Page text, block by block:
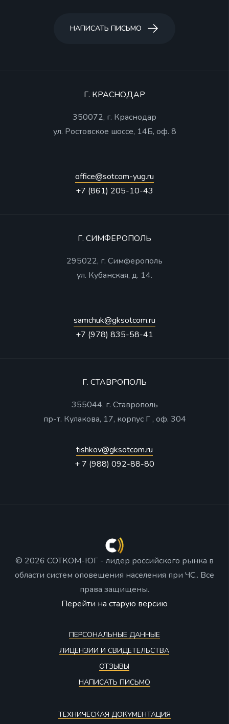
НАПИСАТЬ ПИСЬМО
Г. КРАСНОДАР
350072, г. Краснодар
ул. Ростовское шоссе, 14Б, оф. 8
office@sotcom-yug.ru
+7 (861) 205-10-43
Г. СИМФЕРОПОЛЬ
295022, г. Симферополь
ул. Кубанская, д. 14.
samchuk@gksotcom.ru
+7 (978) 835-58-41
Г. СТАВРОПОЛЬ
355044, г. Ставрополь
пр-т. Кулакова, 17, корпус Г , оф. 304
tishkov@gksotcom.ru
+ 7 (988) 092-88-80
© 2026 СОТКОМ-ЮГ - лидер российского рынка в
области систем оповещения населения при ЧС.. Все
права защищены.
Перейти на старую версию
ПЕРСОНАЛЬНЫЕ ДАННЫЕ
ЛИЦЕНЗИИ И СВИДЕТЕЛЬСТВА
ОТЗЫВЫ
НАПИСАТЬ ПИСЬМО
ТЕХНИЧЕСКАЯ ДОКУМЕНТАЦИЯ